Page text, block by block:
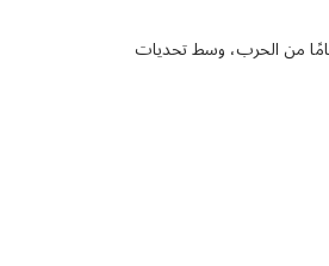
الدولي تكلفة إعادة إعمار سوريا بنحو 216 مليار دولار بعد أكثر من 13 عامًا من الحرب، وسط تحديات